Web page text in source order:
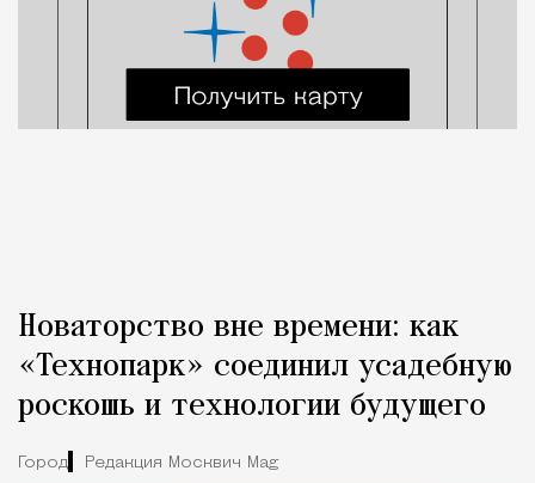
Новаторство вне времени: как
«Технопарк» соединил усадебную
роскошь и технологии будущего
Город Редакция Москвич Mag